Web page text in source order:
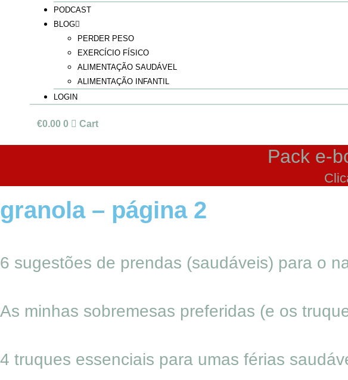
PODCAST
BLOG
PERDER PESO
EXERCÍCIO FÍSICO
ALIMENTAÇÃO SAUDÁVEL
ALIMENTAÇÃO INFANTIL
LOGIN
€0.00 0 Cart
Pack e-
granola – página 2
6 sugestões de prendas (saudáveis) para o
As minhas sobremesas preferidas (e os
4 truques essenciais para umas férias